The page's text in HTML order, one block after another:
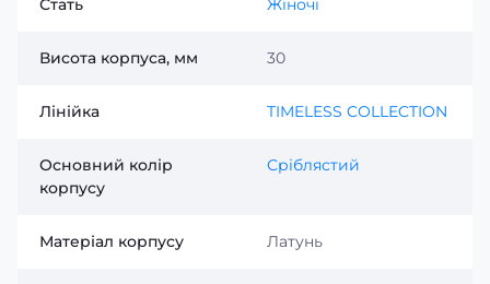
Стать Жіночі
Висота корпуса, мм 30
Лінійка TIMELESS COLLECTION
Основний колір
корпусу
Сріблястий
Матеріал корпусу Латунь